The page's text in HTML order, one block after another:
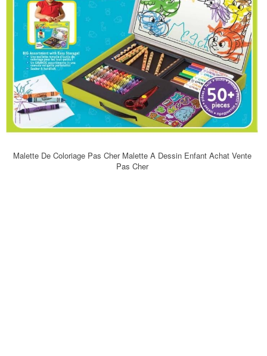
Malette De Coloriage Pas Cher Malette A Dessin Enfant Achat Vente
Pas Cher